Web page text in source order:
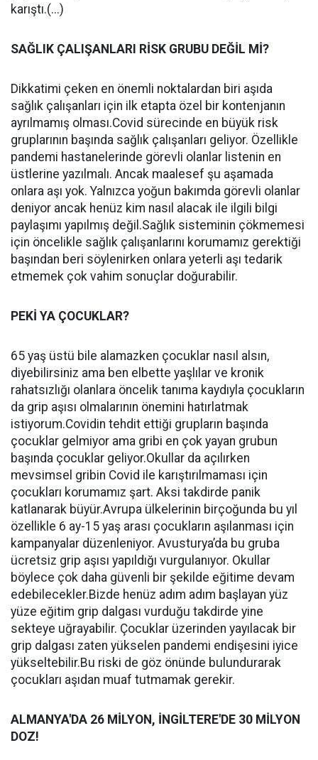
karıştı.(...)
SAĞLIK ÇALIŞANLARI RİSK GRUBU DEĞİL Mİ?
Dikkatimi çeken en önemli noktalardan biri aşıda
sağlık çalışanları için ilk etapta özel bir kontenjanın
ayrılmamış olması.Covid sürecinde en büyük risk
gruplarının başında sağlık çalışanları geliyor. Özellikle
pandemi hastanelerinde görevli olanlar listenin en
üstlerine yazılmalı. Ancak maalesef şu aşamada
onlara aşı yok. Yalnızca yoğun bakımda görevli olanlar
deniyor ancak henüz kim nasıl alacak ile ilgili bilgi
paylaşımı yapılmış değil.Sağlık sisteminin çökmemesi
için öncelikle sağlık çalışanlarını korumamız gerektiği
başından beri söylenirken onlara yeterli aşı tedarik
etmemek çok vahim sonuçlar doğurabilir.
PEKİ YA ÇOCUKLAR?
65 yaş üstü bile alamazken çocuklar nasıl alsın,
diyebilirsiniz ama ben elbette yaşlılar ve kronik
rahatsızlığı olanlara öncelik tanıma kaydıyla çocukların
da grip aşısı olmalarının önemini hatırlatmak
istiyorum.Covidin tehdit ettiği grupların başında
çocuklar gelmiyor ama gribi en çok yayan grubun
başında çocuklar geliyor.Okullar da açılırken
mevsimsel gribin Covid ile karıştırılmaması için
çocukları korumamız şart. Aksi takdirde panik
katlanarak büyür.Avrupa ülkelerinin birçoğunda bu yıl
özellikle 6 ay-15 yaş arası çocukların aşılanması için
kampanyalar düzenleniyor. Avusturya’da bu gruba
ücretsiz grip aşısı yapıldığı vurgulanıyor. Okullar
böylece çok daha güvenli bir şekilde eğitime devam
edebilecekler.Bizde henüz adım adım başlayan yüz
yüze eğitim grip dalgası vurduğu takdirde yine
sekteye uğrayabilir. Çocuklar üzerinden yayılacak bir
grip dalgası zaten yükselen pandemi endişesini iyice
yükseltebilir.Bu riski de göz önünde bulundurarak
çocukları aşıdan muaf tutmamak gerekir.
ALMANYA'DA 26 MİLYON, İNGİLTERE'DE 30 MİLYON
DOZ!